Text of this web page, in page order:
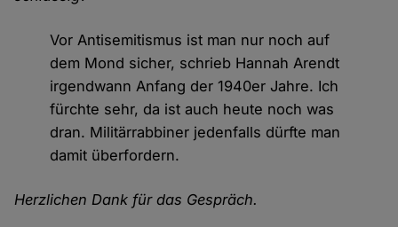
Vor Antisemitismus ist man nur noch auf
dem Mond sicher, schrieb Hannah Arendt
irgendwann Anfang der 1940er Jahre. Ich
fürchte sehr, da ist auch heute noch was
dran. Militärrabbiner jedenfalls dürfte man
damit überfordern.
Herzlichen Dank für das Gespräch.